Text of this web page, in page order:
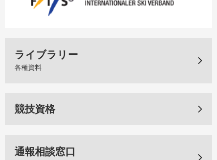
ライブラリー
各種資料
競技資格
通報相談窓口